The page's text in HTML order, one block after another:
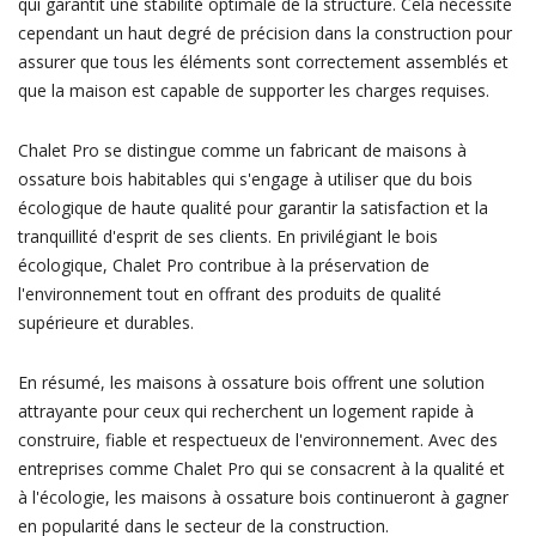
cependant un haut degré de précision dans la construction pour
assurer que tous les éléments sont correctement assemblés et
que la maison est capable de supporter les charges requises.
Chalet Pro se distingue comme un fabricant de maisons à
ossature bois habitables qui s'engage à utiliser que du bois
écologique de haute qualité pour garantir la satisfaction et la
tranquillité d'esprit de ses clients. En privilégiant le bois
écologique, Chalet Pro contribue à la préservation de
l'environnement tout en offrant des produits de qualité
supérieure et durables.
En résumé, les maisons à ossature bois offrent une solution
attrayante pour ceux qui recherchent un logement rapide à
construire, fiable et respectueux de l'environnement. Avec des
entreprises comme Chalet Pro qui se consacrent à la qualité et
à l'écologie, les maisons à ossature bois continueront à gagner
en popularité dans le secteur de la construction.